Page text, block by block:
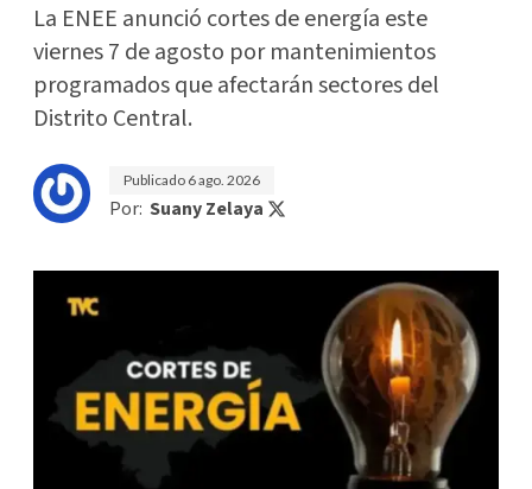
La ENEE anunció cortes de energía este
viernes 7 de agosto por mantenimientos
programados que afectarán sectores del
Distrito Central.
Publicado 6 ago. 2026
Por: Suany Zelaya